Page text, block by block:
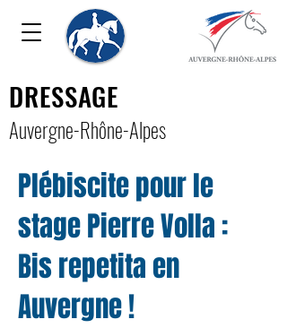
DRESSAGE
Auvergne-Rhône-Alpes
Plébiscite pour le
stage Pierre Volla :
Bis repetita en
Auvergne !